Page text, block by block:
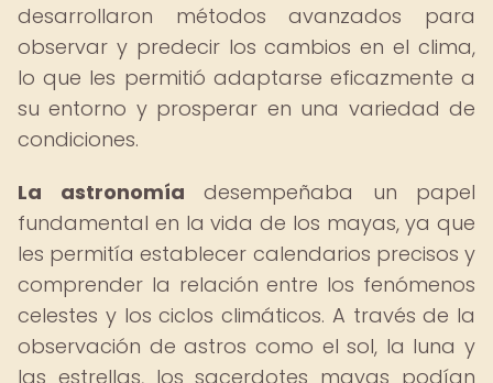
desarrollaron métodos avanzados para
observar y predecir los cambios en el clima,
lo que les permitió adaptarse eficazmente a
su entorno y prosperar en una variedad de
condiciones.
La astronomía desempeñaba un papel
fundamental en la vida de los mayas, ya que
les permitía establecer calendarios precisos y
comprender la relación entre los fenómenos
celestes y los ciclos climáticos. A través de la
observación de astros como el sol, la luna y
las estrellas, los sacerdotes mayas podían